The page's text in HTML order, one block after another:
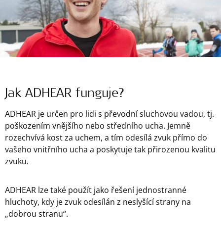
Jak ADHEAR funguje?
ADHEAR je určen pro lidi s převodní sluchovou vadou, tj.
poškozením vnějšího nebo středního ucha. Jemně
rozechvívá kost za uchem, a tím odesílá zvuk přímo do
vašeho vnitřního ucha a poskytuje tak přirozenou kvalitu
zvuku.
ADHEAR lze také použít jako řešení jednostranné
hluchoty, kdy je zvuk odesílán z neslyšící strany na
„dobrou stranu“.